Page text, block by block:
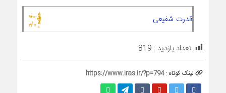
قدرت شفیعی
تعداد بازدید : 819
لینک کوتاه :https://www.iras.ir/?p=794